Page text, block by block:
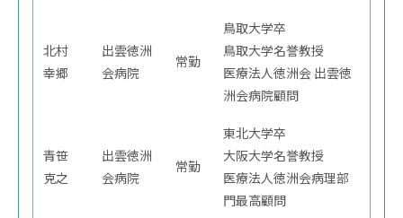
北村
幸郷
出雲徳洲
会病院
常勤
鳥取大学卒
鳥取大学名誉教授
医療法人徳洲会 出雲徳
洲会病院顧問
青笹
克之
出雲徳洲
会病院
常勤
東北大学卒
大阪大学名誉教授
医療法人徳洲会病理部
門最高顧問